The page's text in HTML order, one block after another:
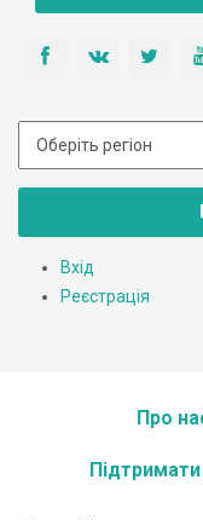
Вхід
Реєстрація
Про
Підтримати